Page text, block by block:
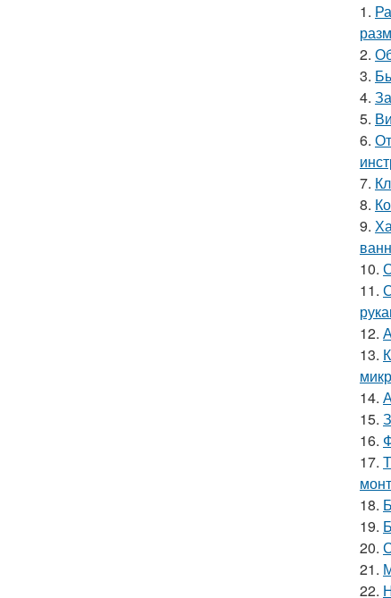
1.
2.
3.
4.
5.
6.
7.
8.
9.
10.
11.
12.
13.
14.
15.
16.
17.
18.
19.
20.
21.
22.